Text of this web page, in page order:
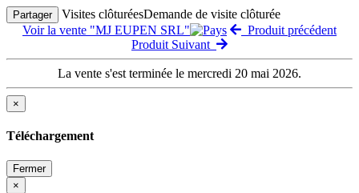
Partager Visites clôturéesDemande de visite clôturée
Voir la vente "MJ EUPEN SRL"
Produit précédent
Produit Suivant
La vente s'est terminée le mercredi 20 mai 2026.
×
Téléchargement
Fermer
×